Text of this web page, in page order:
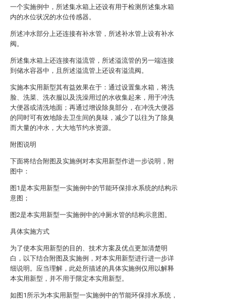
一个实施例中，所述集水箱上还设有用于检测所述集水箱
内的水位状况的水位传感器。
所述冲水部分上还连接有补水管，所述补水管上设有补水
阀。
所述集水箱上还连接有溢流管，所述溢流管的另一端连接
到储水容器中，且所述溢流管上还设有溢流阀。
实施本实用新型其有益效果在于：通过设置集水箱，将洗
脸、洗菜、洗衣服以及洗澡用过的水收集起来，用于冲洗
大便器或清洗地面；再通过增设除臭部分，在冲洗大便器
的同时可有效地除去卫生间的臭味，减少了以往为了除臭
而大量的冲水，大大地节约水资源。
附图说明
下面将结合附图及实施例对本实用新型作进一步说明，附
图中：
图1是本实用新型一实施例中的节能环保排水系统的结构示
意图；
图2是本实用新型一实施例中的冲厕水管的结构示意图。
具体实施方式
为了使本实用新型的目的、技术方案及优点更加清楚明
白，以下结合附图及实施例，对本实用新型进行进一步详
细说明。应当理解，此处所描述的具体实施例仅用以解释
本实用新型，并不用于限定本实用新型。
如图1所示为本实用新型一实施例中的节能环保排水系统，